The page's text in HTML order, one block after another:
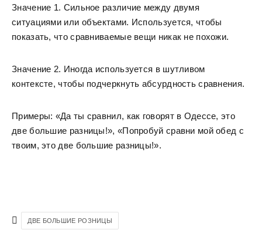
Значение 1. Сильное различие между двумя
ситуациями или объектами. Используется, чтобы
показать, что сравниваемые вещи никак не похожи.
Значение 2. Иногда используется в шутливом
контексте, чтобы подчеркнуть абсурдность сравнения.
Примеры: «Да ты сравнил, как говорят в Одессе, это
две большие разницы!», «Попробуй сравни мой обед с
твоим, это две большие разницы!».
ДВЕ БОЛЬШИЕ РОЗНИЦЫ